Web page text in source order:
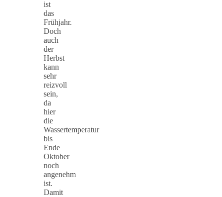
ist
das
Frühjahr.
Doch
auch
der
Herbst
kann
sehr
reizvoll
sein,
da
hier
die
Wassertemperatur
bis
Ende
Oktober
noch
angenehm
ist.
Damit